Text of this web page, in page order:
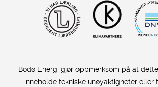
Bodø Energi gjør oppmerksom på at
inneholde tekniske unøyaktigheter eller